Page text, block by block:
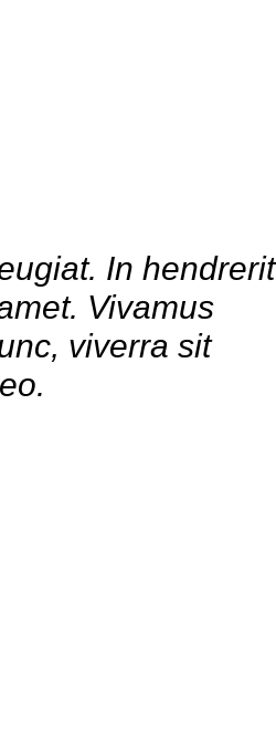
In hendrerit
Vivamus
viverra sit